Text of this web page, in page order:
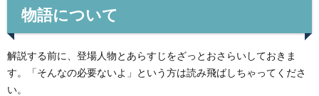
物語について
解説する前に、登場人物とあらすじをざっとおさらいしておきま
す。「そんなの必要ないよ」という方は読み飛ばしちゃってくださ
い。